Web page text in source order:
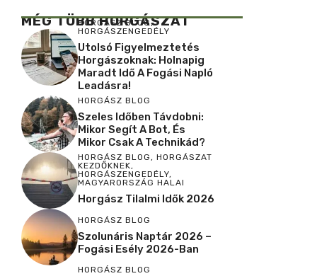
MÉG TÖBB HORGÁSZAT
HORGÁSZ BLOG,
HORGÁSZENGEDÉLY
Utolsó Figyelmeztetés
Horgászoknak: Holnapig
Maradt Idő A Fogási Napló
Leadásra!
HORGÁSZ BLOG
Szeles Időben Távdobni:
Mikor Segít A Bot, És
Mikor Csak A Technikád?
HORGÁSZ BLOG, HORGÁSZAT
KEZDŐKNEK,
HORGÁSZENGEDÉLY,
MAGYARORSZÁG HALAI
Horgász Tilalmi Idők 2026
HORGÁSZ BLOG
Szolunáris Naptár 2026 –
Fogási Esély 2026-Ban
HORGÁSZ BLOG